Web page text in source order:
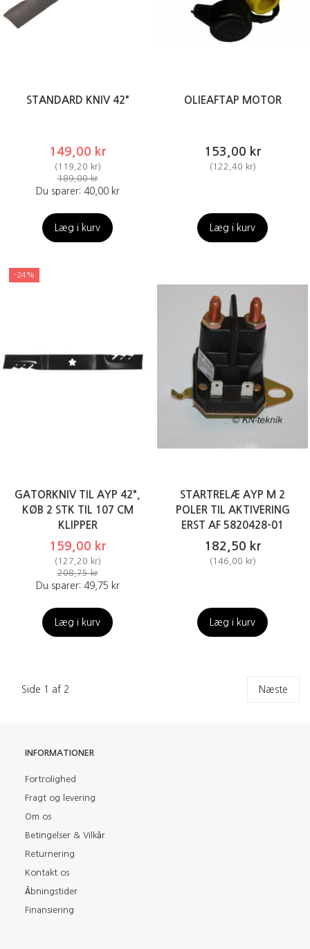
STANDARD KNIV 42"
149,00 kr
(119,20 kr)
189,00 kr
Du sparer: 40,00 kr
Læg i kurv
OLIEAFTAP MOTOR
153,00 kr
(122,40 kr)
Læg i kurv
-24%
GATORKNIV TIL AYP 42",
KØB 2 STK TIL 107 CM
KLIPPER
159,00 kr
(127,20 kr)
208,75 kr
Du sparer: 49,75 kr
Læg i kurv
STARTRELÆ AYP M 2
POLER TIL AKTIVERING
ERST AF 5820428-01
182,50 kr
(146,00 kr)
Læg i kurv
Side 1 af 2 Næste
INFORMATIONER
Fortrolighed
Fragt og levering
Om os
Betingelser & Vilkår
Returnering
Kontakt os
Åbningstider
Finansiering